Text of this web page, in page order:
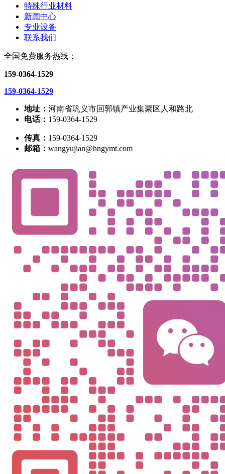
特殊行业材料
新闻中心
专业设备
联系我们
全国免费服务热线：
159-0364-1529
159-0364-1529
地址： 河南省巩义市回郭镇产业集聚区人和路北
电话： 159-0364-1529
传真： 159-0364-1529
邮箱： wangyujian@hngymt.com